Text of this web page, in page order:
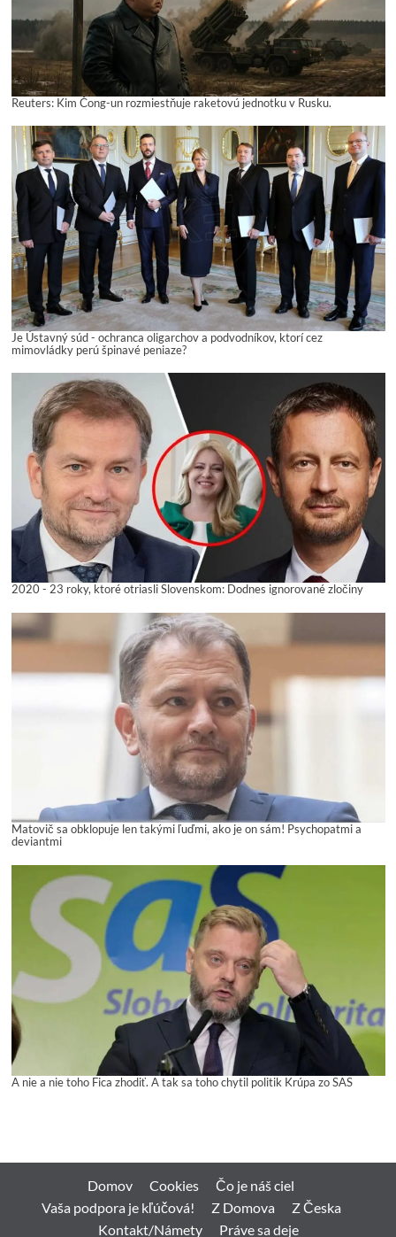
Reuters: Kim Čong-un rozmiestňuje raketovú jednotku v Rusku.
Je Ústavný súd - ochranca oligarchov a podvodníkov, ktorí cez
mimovládky perú špinavé peniaze?
2020 - 23 roky, ktoré otriasli Slovenskom: Dodnes ignorované zločiny
Matovič sa obklopuje len takými ľuďmi, ako je on sám! Psychopatmi a
deviantmi
A nie a nie toho Fica zhodiť. A tak sa toho chytil politik Krúpa zo SAS
Domov Cookies
Čo je náš ciel
Vaša podpora je kľúčová!
Z Domova
Z Česka
Kontakt/Námety
Práve sa deje